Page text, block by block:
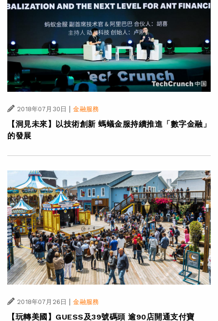
2018年07月30日 | 金融服務
【洞見未來】以技術創新 螞蟻金服持續推進「數字金融」
的發展
2018年07月26日 金融服務
【玩轉美國】GUESS及39號碼頭 逾90店開通支付寶